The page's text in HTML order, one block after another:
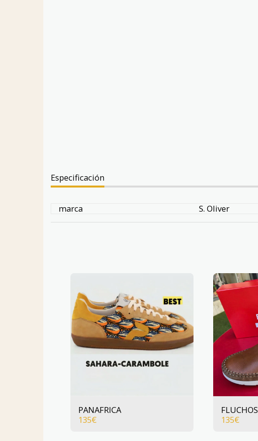
Especificación
marca S. Oliver
PANAFRICA
135€
FLUCHOS
135€